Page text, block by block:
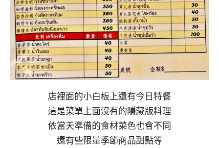
店裡面的小白板上還有今日特餐
這是菜單上面沒有的隱藏版料理
依當天準備的食材菜色也會不同
還有些限量季節商品甜點等